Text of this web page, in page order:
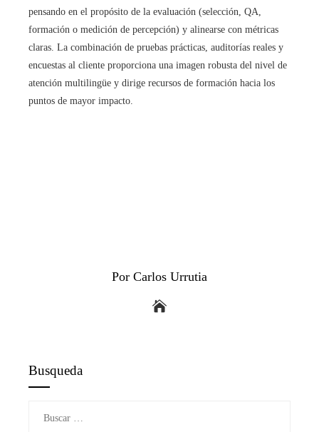
pensando en el propósito de la evaluación (selección, QA,
formación o medición de percepción) y alinearse con métricas
claras. La combinación de pruebas prácticas, auditorías reales y
encuestas al cliente proporciona una imagen robusta del nivel de
atención multilingüe y dirige recursos de formación hacia los
puntos de mayor impacto.
Por Carlos Urrutia
Busqueda